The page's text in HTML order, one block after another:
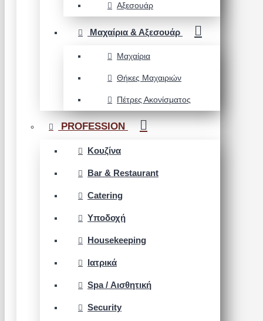
Αξεσουάρ
Μαχαίρια & Αξεσουάρ
Μαχαίρια
Θήκες Μαχαιριών
Πέτρες Ακονίσματος
PROFESSION
Κουζίνα
Bar & Restaurant
Catering
Υποδοχή
Housekeeping
Ιατρικά
Spa / Αισθητική
Security